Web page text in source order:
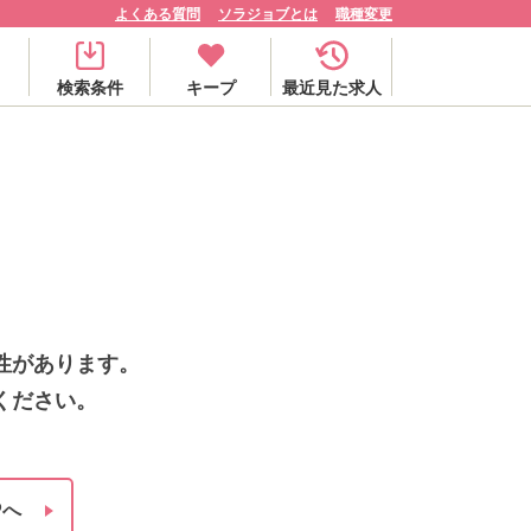
よくある質問 ソラジョブとは 職種変更
検索条件 キープ 最近見た求人
あります。
さい。